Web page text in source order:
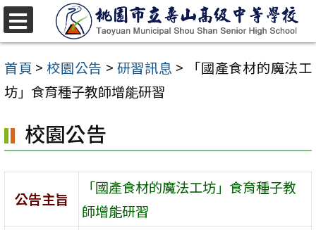
跳
至
主
要
容
區
首頁 > 校園公告 > 研習訊息 >
「國產食材的魔法工
坊」食育種子教師增能研習
校園公告
公告主旨
「國產食材的魔法工坊」食育種子教
師增能研習
選
單